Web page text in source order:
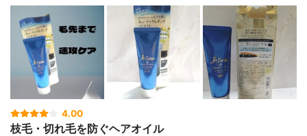
4.00
枝毛・切れ毛を防ぐヘアオイル